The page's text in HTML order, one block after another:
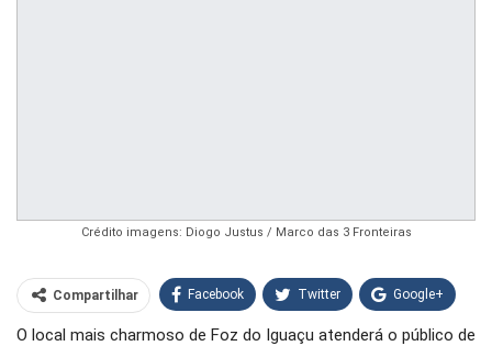
Crédito imagens: Diogo Justus / Marco das 3 Fronteiras
Compartilhar Facebook Twitter Google+
WhatsApp Pinterest
O local mais charmoso de Foz do Iguaçu atenderá o público de